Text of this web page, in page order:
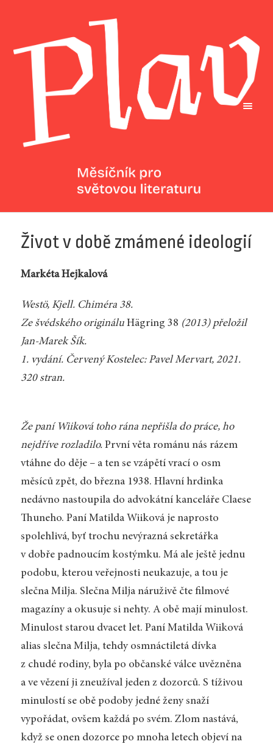
Život v době zmámené ideologií
Markéta Hejkalová
Westö, Kjell. Chiméra 38.
Ze švédského originálu Hägring 38 (2013) přeložil
Jan-Marek Šík.
1. vydání. Červený Kostelec: Pavel Mervart, 2021.
320 stran.
Že paní Wiiková toho rána nepřišla do práce, ho
nejdříve rozladilo.První věta románu nás rázem
vtáhne do děje – a ten se vzápětí vrací o osm
měsíců zpět, do března 1938. Hlavní hrdinka
nedávno nastoupila do advokátní kanceláře Claese
Thuneho. Paní Matilda Wiiková je naprosto
spolehlivá, byť trochu nevýrazná sekretářka
v dobře padnoucím kostýmku. Má ale ještě jednu
podobu, kterou veřejnosti neukazuje, a tou je
slečna Milja. Slečna Milja náruživě čte filmové
magazíny a okusuje si nehty. A obě mají minulost.
Minulost starou dvacet let. Paní Matilda Wiiková
alias slečna Milja, tehdy osmnáctiletá dívka
z chudé rodiny, byla po občanské válce uvězněna
a ve vězení ji zneužíval jeden z dozorců. S tíživou
minulostí se obě podoby jedné ženy snaží
vypořádat, ovšem každá po svém. Zlom nastává,
když se onen dozorce po mnoha letech objeví na